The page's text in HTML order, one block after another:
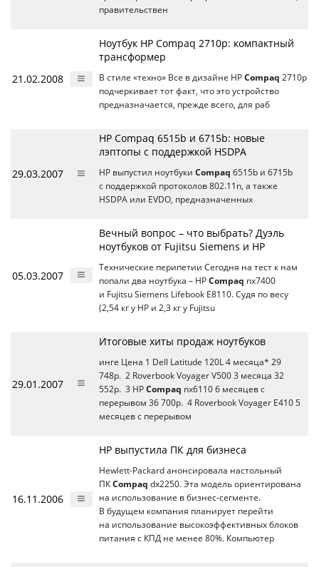
правительствен
21.02.2008
Ноутбук HP Compaq 2710p: компактный
трансформер
В стиле «техно» Все в дизайне HP Compaq 2710p
подчеркивает тот факт, что это устройство
предназначается, прежде всего, для раб
29.03.2007
HP Compaq 6515b и 6715b: новые
лэптопы с поддержкой HSDPA
HP выпустил ноутбуки Compaq 6515b и 6715b
с поддержкой протоколов 802.11n, а также
HSDPA или EVDO, предназначенных
05.03.2007
Вечный вопрос – что выбрать? Дуэль
ноутбуков от Fujitsu Siemens и HP
Технические перипетии Сегодня на тест к нам
попали два ноутбука – HP Compaq nx7400
и Fujitsu Siemens Lifebook E8110. Судя по весу
(2,54 кг у HP и 2,3 кг у Fujitsu
29.01.2007
Итоговые хиты продаж ноутбуков
инге Цена 1 Dell Latitude 120L 4 месяца* 29
748р. 2 Roverbook Voyager V500 3 месяца 32
552р. 3 HP Compaq nx6110 6 месяцев с
перерывом 36 700р. 4 Roverbook Voyager E410 5
месяцев с перерывом
16.11.2006
HP выпустила ПК для бизнеса
Hewlett-Packard анонсировала настольный
ПК Compaq dx2250. Эта модель ориентирована
на использование в бизнес-сегменте.
В будущем компания планирует перейти
на использование высокоэффективных блоков
питания с КПД не менее 80%. Компьютер